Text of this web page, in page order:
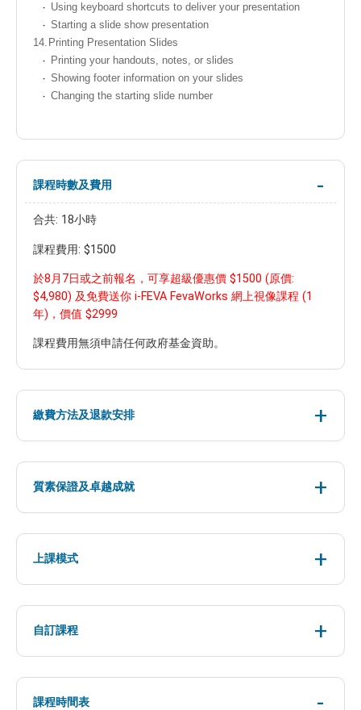
Using keyboard shortcuts to deliver your presentation
Starting a slide show presentation
14. Printing Presentation Slides
Printing your handouts, notes, or slides
Showing footer information on your slides
Changing the starting slide number
課程時數及費用
合共: 18小時
課程費用: $1500
於8月7日或之前報名，可享超級優惠價 $1500 (原價:
$4,980) 及免費送你 i-FEVA FevaWorks 網上視像課程 (1
年)，價值 $2999
課程費用無須申請任何政府基金資助。
繳費方法及退款安排
質素保證及卓越成就
上課模式
自訂課程
課程時間表